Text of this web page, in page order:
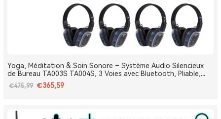
Yoga, Méditation & Soin Sonore – Système Audio Silencieux
de Bureau TA003S TA004S, 3 Voies avec Bluetooth, Pliable,
Type-C, Bass Boost
€475,99 €365,59